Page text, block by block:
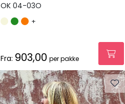
OK 04-03O
+
Fra: 903,00 per pakke